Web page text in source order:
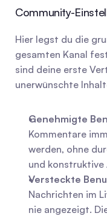
Community-
Hier legst du die
gesamten Kanal
sind deine erste
unerwünschte
Genehmigte
Kommentare
werden, ohne
und konstruktive
Versteckte
Nachrichten im
nie angezeigt.